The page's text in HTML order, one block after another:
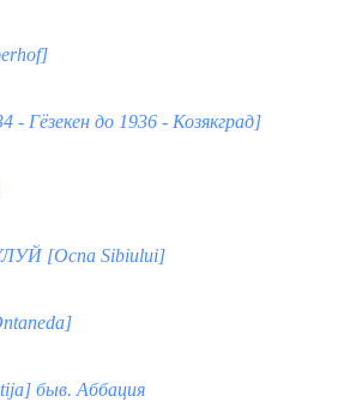
Гёзекен до 1936 - Козякград]
[Оспа Sibiului]
быв. Аббация